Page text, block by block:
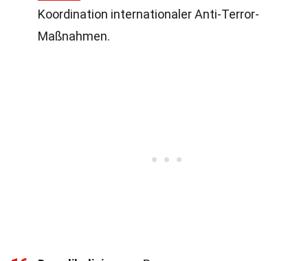
Koordination internationaler Anti-Terror-
Maßnahmen.